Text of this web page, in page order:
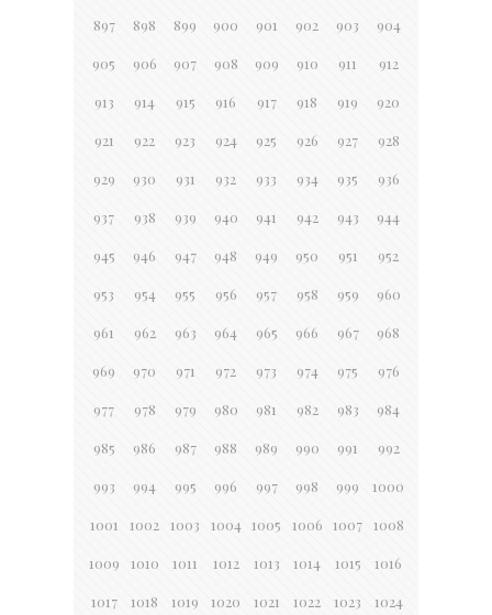
897 898 899 900 901 902 903 904
905 906 907 908 909 910 911 912
913 914 915 916 917 918 919 920
921 922 923 924 925 926 927 928
929 930 931 932 933 934 935 936
937 938 939 940 941 942 943 944
945 946 947 948 949 950 951 952
953 954 955 956 957 958 959 960
961 962 963 964 965 966 967 968
969 970 971 972 973 974 975 976
977 978 979 980 981 982 983 984
985 986 987 988 989 990 991 992
993 994 995 996 997 998 999 1000
1001 1002 1003 1004 1005 1006 1007 1008
1009 1010 1011 1012 1013 1014 1015 1016
1017 1018 1019 1020 1021 1022 1023 1024